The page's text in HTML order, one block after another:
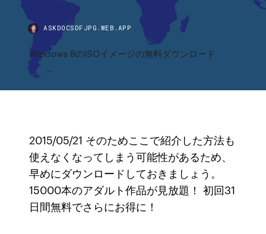
ASKDOCSDFJPG.WEB.APP
Windows 8のISOイメージの無料ダウンロード
2015/05/21 そのためここで紹介した方法も
使えなくなってしまう可能性があるため、
早めにダウンロードしておきましょう。
15000本のアダルト作品が見放題！ 初回31
日間無料でさらにお得に！